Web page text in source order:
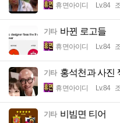
휴면아이디 Lv.84
기타 바뀐 로고들
휴면아이디 Lv.84
기타 홍석천과 사진
휴면아이디 Lv.84
기타 비빔면 티어